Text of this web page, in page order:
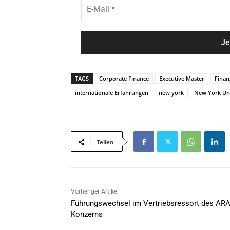
M
a
TAGS Corporate Finance Executive Master
internationale Erfahrungen
new york New York
Teilen
Vorheriger Artikel
Führungswechsel im Vertriebsressort des
Konzerns